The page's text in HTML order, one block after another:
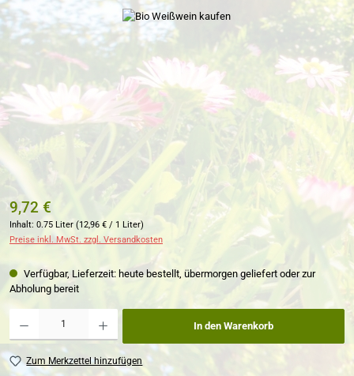
Bildergalerie überspringen
9,72 €
Inhalt: 0.75 Liter (12,96 € / 1 Liter)
Preise inkl. MwSt. zzgl. Versandkosten
Verfügbar, Lieferzeit: heute bestellt, übermorgen geliefert oder zur
Abholung bereit
Produkt Anzahl: Gib den gewünschten Wert ein oder benutze die Schaltflächen um die Anzahl zu
In den Warenkorb
Zum Merkzettel hinzufügen